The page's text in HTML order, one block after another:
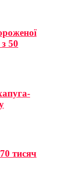
50
тисяч